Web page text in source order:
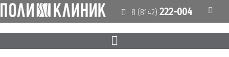
8 (8142)222-004